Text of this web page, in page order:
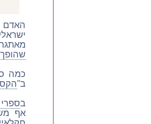
האדם
כמה
ב"
בספרי
אף